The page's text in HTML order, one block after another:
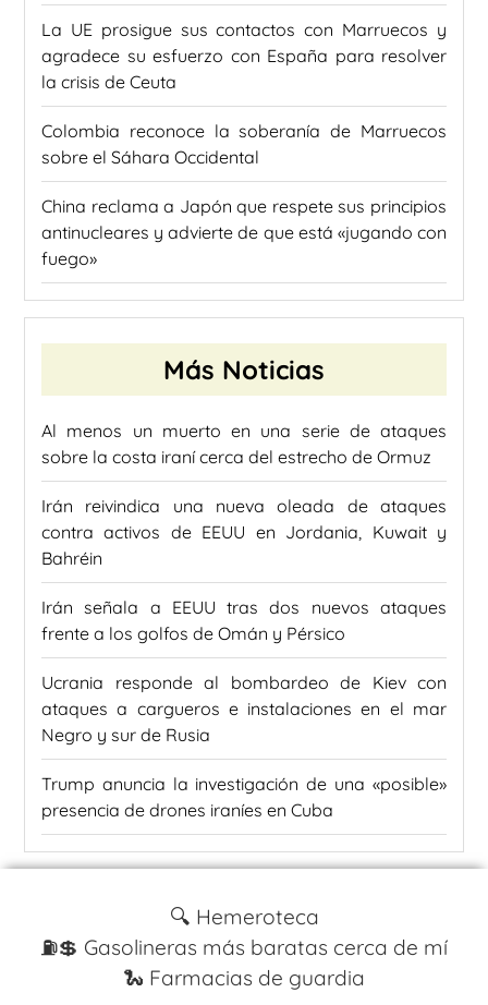
La UE prosigue sus contactos con Marruecos y
agradece su esfuerzo con España para resolver
la crisis de Ceuta
Colombia reconoce la soberanía de Marruecos
sobre el Sáhara Occidental
China reclama a Japón que respete sus principios
antinucleares y advierte de que está «jugando con
fuego»
Más Noticias
Al menos un muerto en una serie de ataques
sobre la costa iraní cerca del estrecho de Ormuz
Irán reivindica una nueva oleada de ataques
contra activos de EEUU en Jordania, Kuwait y
Bahréin
Irán señala a EEUU tras dos nuevos ataques
frente a los golfos de Omán y Pérsico
Ucrania responde al bombardeo de Kiev con
ataques a cargueros e instalaciones en el mar
Negro y sur de Rusia
Trump anuncia la investigación de una «posible»
presencia de drones iraníes en Cuba
🔍 Hemeroteca
⛽️💲 Gasolineras más baratas cerca de mí
🐍 Farmacias de guardia